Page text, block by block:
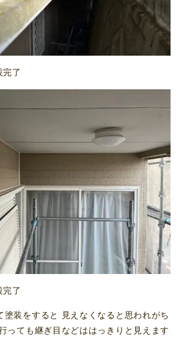
完了
完了
塗装をすると 見えなくなると思われがち
っても継ぎ目などははっきりと見えます